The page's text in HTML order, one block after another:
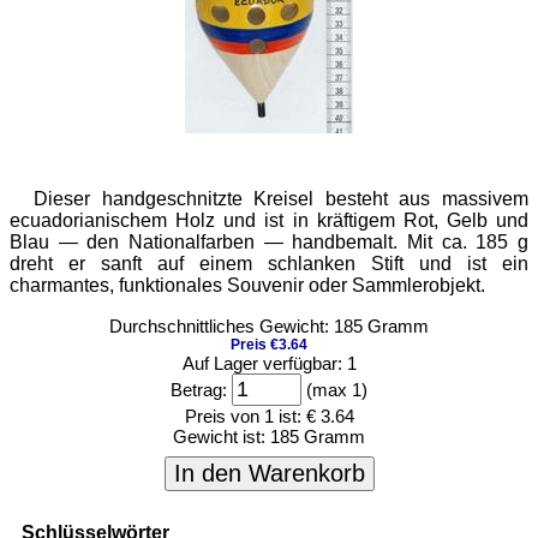
Dieser handgeschnitzte Kreisel besteht aus massivem
ecuadorianischem Holz und ist in kräftigem Rot, Gelb und
Blau — den Nationalfarben — handbemalt. Mit ca. 185 g
dreht er sanft auf einem schlanken Stift und ist ein
charmantes, funktionales Souvenir oder Sammlerobjekt.
Durchschnittliches Gewicht: 185 Gramm
Preis €3.64
Auf Lager verfügbar: 1
Betrag:
(max 1)
Preis von 1 ist: € 3.64
Gewicht ist: 185 Gramm
In den Warenkorb
Schlüsselwörter